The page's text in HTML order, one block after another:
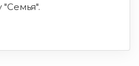
"Семья".